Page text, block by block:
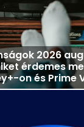
2026
érdemes
on és Prime